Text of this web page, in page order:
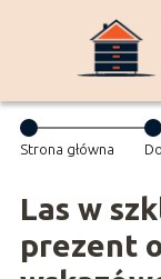
Strona główna
Las w
prezent